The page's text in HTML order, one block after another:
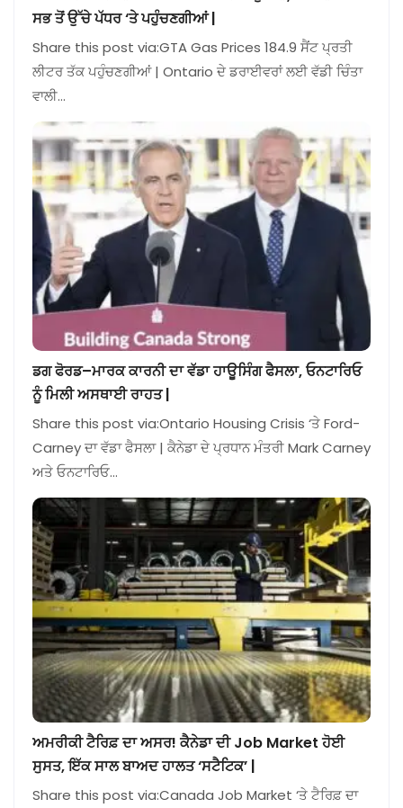
ਸਭ ਤੋਂ ਉੱਚੇ ਪੱਧਰ ‘ਤੇ ਪਹੁੰਚਣਗੀਆਂ |
Share this post via:GTA Gas Prices 184.9 ਸੈਂਟ ਪ੍ਰਤੀ
ਲੀਟਰ ਤੱਕ ਪਹੁੰਚਣਗੀਆਂ | Ontario ਦੇ ਡਰਾਈਵਰਾਂ ਲਈ ਵੱਡੀ ਚਿੰਤਾ
ਵਾਲੀ…
ਡਗ ਫੋਰਡ–ਮਾਰਕ ਕਾਰਨੀ ਦਾ ਵੱਡਾ ਹਾਊਸਿੰਗ ਫੈਸਲਾ, ਓਨਟਾਰਿਓ
ਨੂੰ ਮਿਲੀ ਅਸਥਾਈ ਰਾਹਤ |
Share this post via:Ontario Housing Crisis ‘ਤੇ Ford-
Carney ਦਾ ਵੱਡਾ ਫੈਸਲਾ | ਕੈਨੇਡਾ ਦੇ ਪ੍ਰਧਾਨ ਮੰਤਰੀ Mark Carney
ਅਤੇ ਓਨਟਾਰਿਓ…
ਅਮਰੀਕੀ ਟੈਰਿਫ਼ ਦਾ ਅਸਰ! ਕੈਨੇਡਾ ਦੀ Job Market ਹੋਈ
ਸੁਸਤ, ਇੱਕ ਸਾਲ ਬਾਅਦ ਹਾਲਤ ‘ਸਟੈਟਿਕ’ |
Share this post via:Canada Job Market ‘ਤੇ ਟੈਰਿਫ਼ ਦਾ